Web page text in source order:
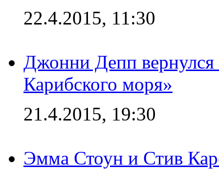
22.4.2015, 11:30
Джонни Депп
Карибского моря»
21.4.2015, 19:30
Эмма Стоун и Стив